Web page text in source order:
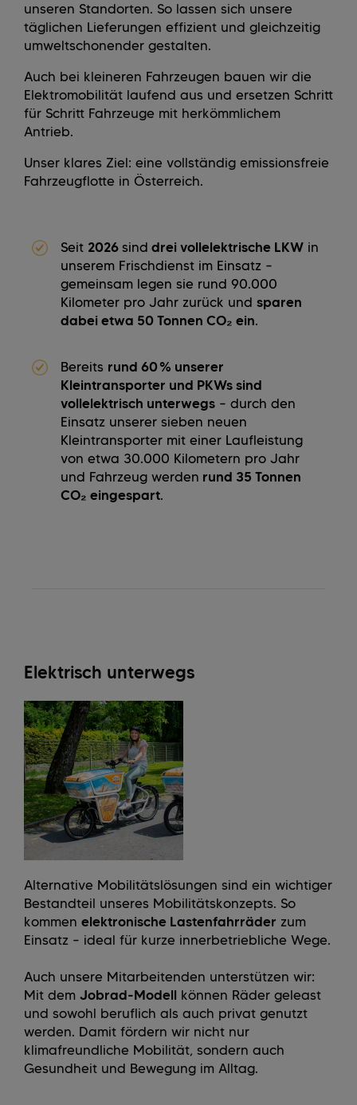
unseren Standorten. So lassen sich unsere
täglichen Lieferungen effizient und gleichzeitig
umweltschonender gestalten.
Auch bei kleineren Fahrzeugen bauen wir die
Elektromobilität laufend aus und ersetzen Schritt
für Schritt Fahrzeuge mit herkömmlichem
Antrieb.
Unser klares Ziel: eine vollständig emissionsfreie
Fahrzeugflotte in Österreich.
Seit 2026 sind drei vollelektrische LKW in
unserem Frischdienst im Einsatz –
gemeinsam legen sie rund 90.000
Kilometer pro Jahr zurück und sparen
dabei etwa 50 Tonnen CO₂ ein.
Bereits rund 60 % unserer
Kleintransporter und PKWs sind
vollelektrisch unterwegs – durch den
Einsatz unserer sieben neuen
Kleintransporter mit einer Laufleistung
von etwa 30.000 Kilometern pro Jahr
und Fahrzeug werden rund 35 Tonnen
CO₂ eingespart.
Elektrisch unterwegs
Alternative Mobilitätslösungen sind ein wichtiger
Bestandteil unseres Mobilitätskonzepts. So
kommen elektronische Lastenfahrräder zum
Einsatz – ideal für kurze innerbetriebliche Wege.
Auch unsere Mitarbeitenden unterstützen wir:
Mit dem Jobrad-Modell können Räder geleast
und sowohl beruflich als auch privat genutzt
werden. Damit fördern wir nicht nur
klimafreundliche Mobilität, sondern auch
Gesundheit und Bewegung im Alltag.